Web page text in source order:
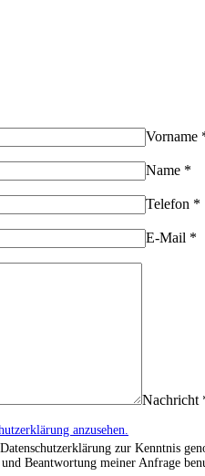
Vorname
Name *
Telefon *
E-Mail *
Nachricht
anzusehen.
zur Kenntnis
Beantwortung meiner Anfrage